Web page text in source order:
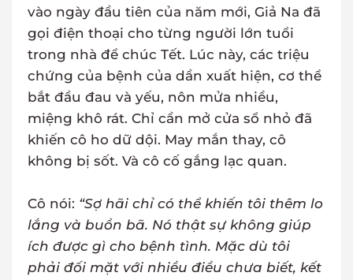
vào ngày đầu tiên của năm mới, Giả Na đã
gọi điện thoại cho từng người lớn tuổi
trong nhà để chúc Tết. Lúc này, các triệu
chứng của bệnh của dần xuất hiện, cơ thể
bắt đầu đau và yếu, nôn mửa nhiều,
miệng khô rát. Chỉ cần mở cửa sổ nhỏ đã
khiến cô ho dữ dội. May mắn thay, cô
không bị sốt. Và cô cố gắng lạc quan.
Cô nói: “Sợ hãi chỉ có thể khiến tôi thêm lo
lắng và buồn bã. Nó thật sự không giúp
ích được gì cho bệnh tình. Mặc dù tôi
phải đối mặt với nhiều điều chưa biết, kết